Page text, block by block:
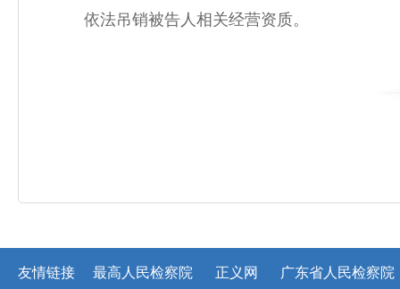
依法吊销被告人相关经营资质。
友情链接 最高人民检察院 正义网 广东省人民检察院